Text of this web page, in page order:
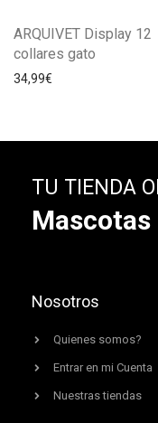
ARQUIVET Display 12
collares gato
34,99€
TU TIENDA
Mascotas
Nosotros
Quienes somos?
Entrar en mi Cuenta
Nuestras tiendas